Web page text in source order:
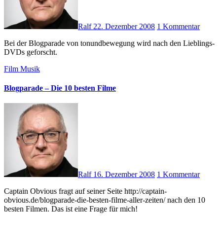
Ralf 22. Dezember 2008 1 Kommentar
Bei der Blogparade von tonundbewegung wird nach den Lieblings-
DVDs geforscht.
Film Musik
Blogparade – Die 10 besten Filme
Ralf 16. Dezember 2008 1 Kommentar
Captain Obvious fragt auf seiner Seite http://captain-
obvious.de/blogparade-die-besten-filme-aller-zeiten/ nach den 10
besten Filmen. Das ist eine Frage für mich!